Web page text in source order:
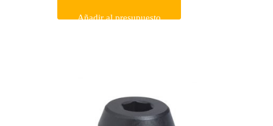
Añadir al presupuesto